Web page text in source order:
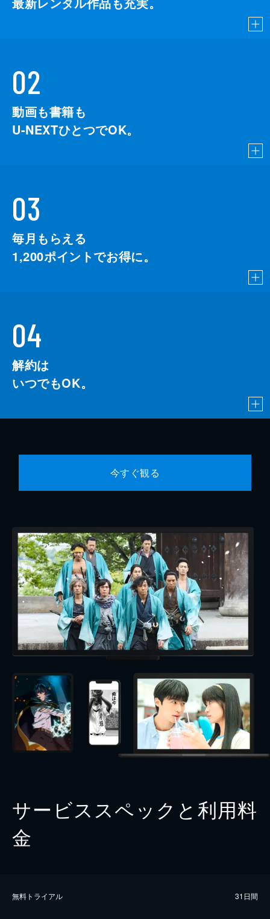
02
動画も書籍も
U-NEXTひとつでOK。
03
毎月もらえる
1,200ポイントでお得に。
04
解約は
いつでもOK。
今すぐ観る
サービススペックと利用料
金
無料トライアル 31日間